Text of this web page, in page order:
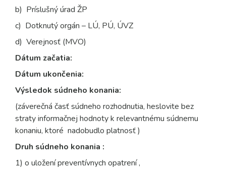
b) Príslušný úrad ŽP
c) Dotknutý orgán – LÚ, PÚ, ÚVZ
d) Verejnosť (MVO)
Dátum začatia:
Dátum ukončenia:
Výsledok súdneho konania:
(záverečná časť súdneho rozhodnutia, heslovite bez
straty informačnej hodnoty k relevantnému súdnemu
konaniu, ktoré nadobudlo platnosť )
Druh súdneho konania :
1) o uložení preventívnych opatrení ,